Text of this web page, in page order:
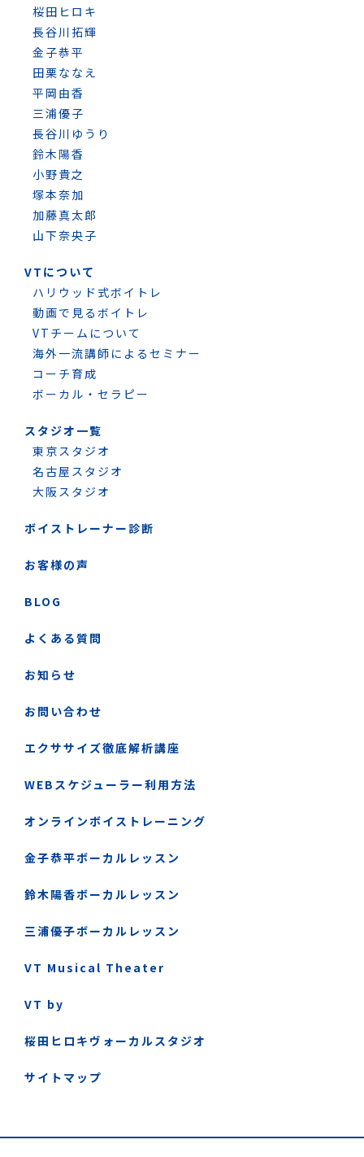
桜田ヒロキ
長谷川拓輝
金子恭平
田栗ななえ
平岡由香
三浦優子
長谷川ゆうり
鈴木陽香
小野貴之
塚本奈加
加藤真太郎
山下奈央子
VTについて
ハリウッド式ボイトレ
動画で見るボイトレ
VTチームについて
海外一流講師によるセミナー
コーチ育成
ボーカル・セラピー
スタジオ一覧
東京スタジオ
名古屋スタジオ
大阪スタジオ
ボイストレーナー診断
お客様の声
BLOG
よくある質問
お知らせ
お問い合わせ
エクササイズ徹底解析講座
WEBスケジューラー利用方法
オンラインボイストレーニング
金子恭平ボーカルレッスン
鈴木陽香ボーカルレッスン
三浦優子ボーカルレッスン
VT Musical Theater
VT by
桜田ヒロキヴォーカルスタジオ
サイトマップ